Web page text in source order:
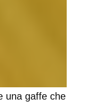
una gaffe che